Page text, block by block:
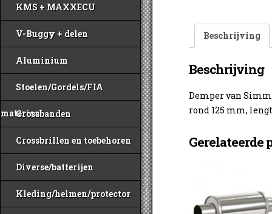
KMS + MAXXECU
V-Buggy + delen
Aluminium
Stoelen/Gordels/FIA
materiaal
Crossbanden
Crossbrillen en toebehoren
Diverse/batterijen
Kleding/helmen/protector
Beschrijving
Beschrijving
Demper van
rond 125 mm,
Gerelateerde